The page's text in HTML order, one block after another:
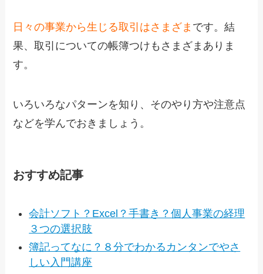
日々の事業から生じる取引はさまざま です。結
果、取引についての帳簿つけもさまざまありま
す。
いろいろなパターンを知り、そのやり方や注意点
などを学んでおきましょう。
おすすめ記事
会計ソフト？Excel？手書き？個人事業の経理
３つの選択肢
簿記ってなに？８分でわかるカンタンでやさ
しい入門講座